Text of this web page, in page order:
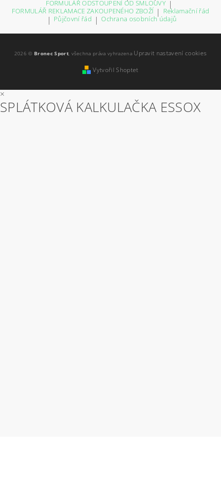
FORMULÁŘ ODSTOUPENÍ OD SMLOUVY |
FORMULÁŘ REKLAMACE ZAKOUPENÉHO ZBOŽÍ | Reklamační řád
| Půjčovní řád | Ochrana osobních údajů
2026 © Bronec Sport, všechna práva vyhrazena Upravit nastavení cookies
Vytvořil Shoptet
×
SPLÁTKOVÁ KALKULAČKA ESSOX